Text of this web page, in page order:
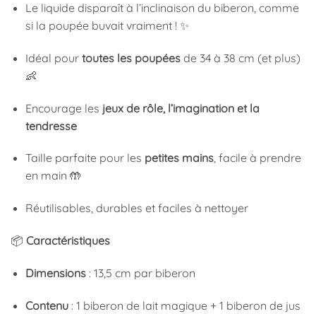
Le liquide disparaît à l’inclinaison du biberon, comme
si la poupée buvait vraiment ! ✨
Idéal pour toutes les poupéesde 34 à 38 cm (et plus)
👶
Encourage les jeux de rôle, l’imagination et la
tendresse
Taille parfaite pour les petites mains, facile à prendre
en main 🤲
Réutilisables, durables et faciles à nettoyer
📦 Caractéristiques
Dimensions: 13,5 cm par biberon
Contenu: 1 biberon de lait magique + 1 biberon de jus